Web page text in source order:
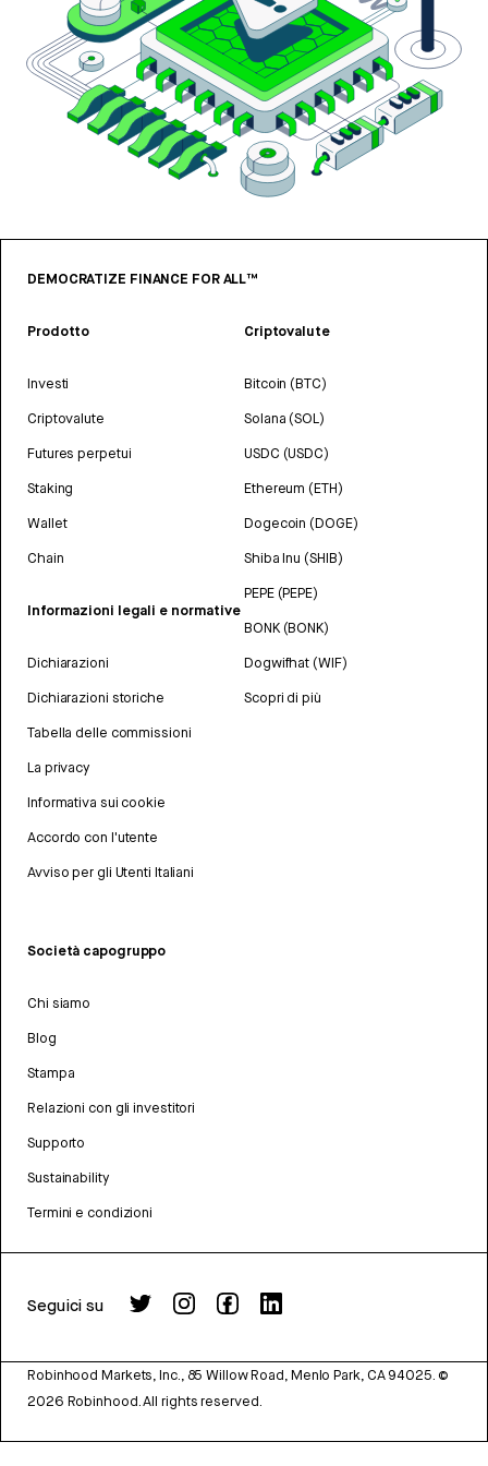
DEMOCRATIZE FINANCE FOR ALL™
Prodotto
Investi
Criptovalute
Futures perpetui
Staking
Wallet
Chain
Informazioni legali e normative
Dichiarazioni
Dichiarazioni storiche
Tabella delle commissioni
La privacy
Informativa sui cookie
Accordo con l'utente
Avviso per gli Utenti Italiani
Criptovalute
Bitcoin (BTC)
Solana (SOL)
USDC (USDC)
Ethereum (ETH)
Dogecoin (DOGE)
Shiba Inu (SHIB)
PEPE (PEPE)
BONK (BONK)
Dogwifhat (WIF)
Scopri di più
Società capogruppo
Chi siamo
Blog
Stampa
Relazioni con gli investitori
Supporto
Sustainability
Termini e condizioni
Seguici su
Robinhood Markets, Inc., 85 Willow Road, Menlo Park, CA 94025. ©
2026 Robinhood. All rights reserved.